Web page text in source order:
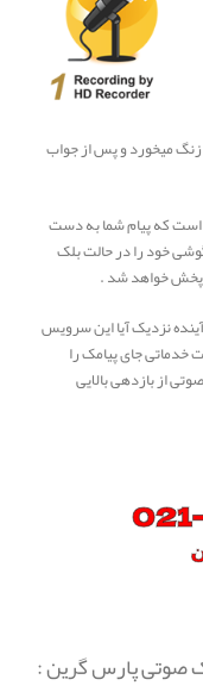
میخورد و پس از جواب
که پیام شما به دست
خود را در حالت بلک
پخش خواهد شد .
نزدیک آيا این سرویس
جای پیامک را
از بازدهی بالایی
صوتی پارس گرین :